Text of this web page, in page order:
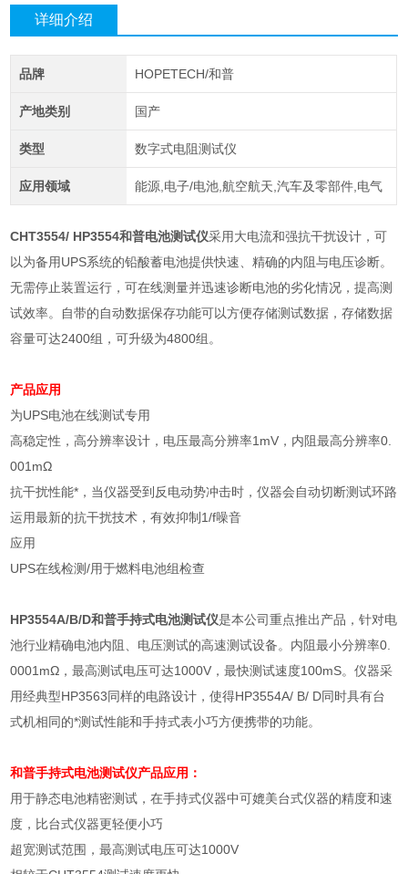
详细介绍
品牌 HOPETECH/和普
产地类别 国产
类型 数字式电阻测试仪
应用领域 能源,电子/电池,航空航天,汽车及零部件,电气
CHT3554/ HP3554和普电池测试仪采用大电流和强抗干扰设计，可
以为备用UPS系统的铅酸蓄电池提供快速、精确的内阻与电压诊断。
无需停止装置运行，可在线测量并迅速诊断电池的劣化情况，提高测
试效率。自带的自动数据保存功能可以方便存储测试数据，存储数据
容量可达2400组，可升级为4800组。
产品应用
为UPS电池在线测试专用
高稳定性，高分辨率设计，电压最高分辨率1mV ，内阻最高分辨率0.
001mΩ
抗干扰性能*，当仪器受到反电动势冲击时，仪器会自动切断测试环路
运用最新的抗干扰技术，有效抑制 1/f噪音
应用
UPS在线检测/用于燃料电池组检查
HP3554A/B/D和普手持式电池测试仪是本公司重点推出产品，针对电
池行业精确电池内阻、电压测试的高速测试设备。内阻最小分辨率0.
0001mΩ ，最高测试电压可达1000V ，最快测试速度100mS。仪器采
用经典型HP3563同样的电路设计，使得HP3554A/ B/ D同时具有台
式机相同的*测试性能和手持式表小巧方便携带的功能。
和普手持式电池测试仪产品应用：
用于静态电池精密测试，在手持式仪器中可媲美台式仪器的精度和速
度，比台式仪器更轻便小巧
超宽测试范围，最高测试电压可达1000V